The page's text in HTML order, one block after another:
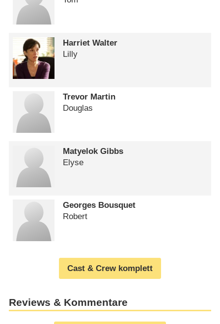
Harriet Walter
Lilly
Trevor Martin
Douglas
Matyelok Gibbs
Elyse
Georges Bousquet
Robert
Cast & Crew komplett
Reviews & Kommentare